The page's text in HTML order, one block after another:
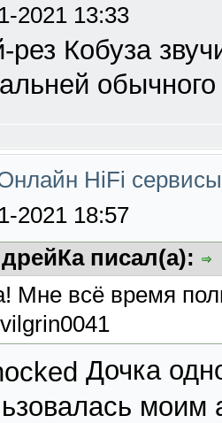
2021 13:33
рез Кобуза
HiFi
2021 18:57
писал(а):
Мне всё время
Дочка
моим